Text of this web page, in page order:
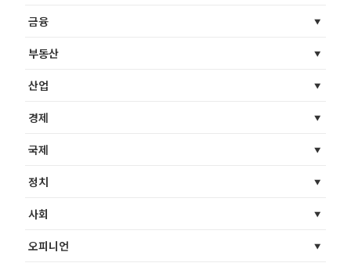
금융
부동산
산업
경제
국제
정치
사회
오피니언